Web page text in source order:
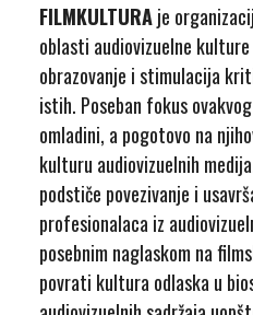
FILMKULTURAje
oblasti audiovizuelne
obrazovanje i stimulacija
istih. Poseban fokus
omladini, a pogotovo na
kulturu audiovizuelnih
podstiče povezivanje i
profesionalaca iz
posebnim naglaskom na
povrati kultura odlaska u